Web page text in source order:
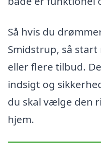
Så hvis du
Smidstrup, så
eller flere tilbud.
indsigt og
du skal vælge den
hjem.